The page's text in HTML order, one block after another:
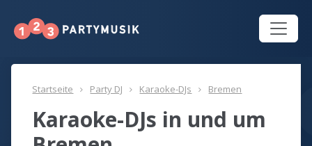
Startseite Party DJ Karaoke-DJs Bremen
Karaoke-DJs in und um